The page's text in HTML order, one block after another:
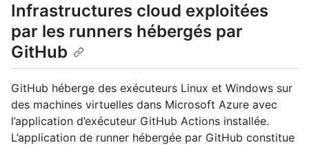
Infrastructures cloud exploitées
par les runners hébergés par
GitHub
GitHub héberge des exécuteurs Linux et Windows sur
des machines virtuelles dans Microsoft Azure avec
l’application d’exécuteur GitHub Actions installée.
L’application de runner hébergée par GitHub constitue